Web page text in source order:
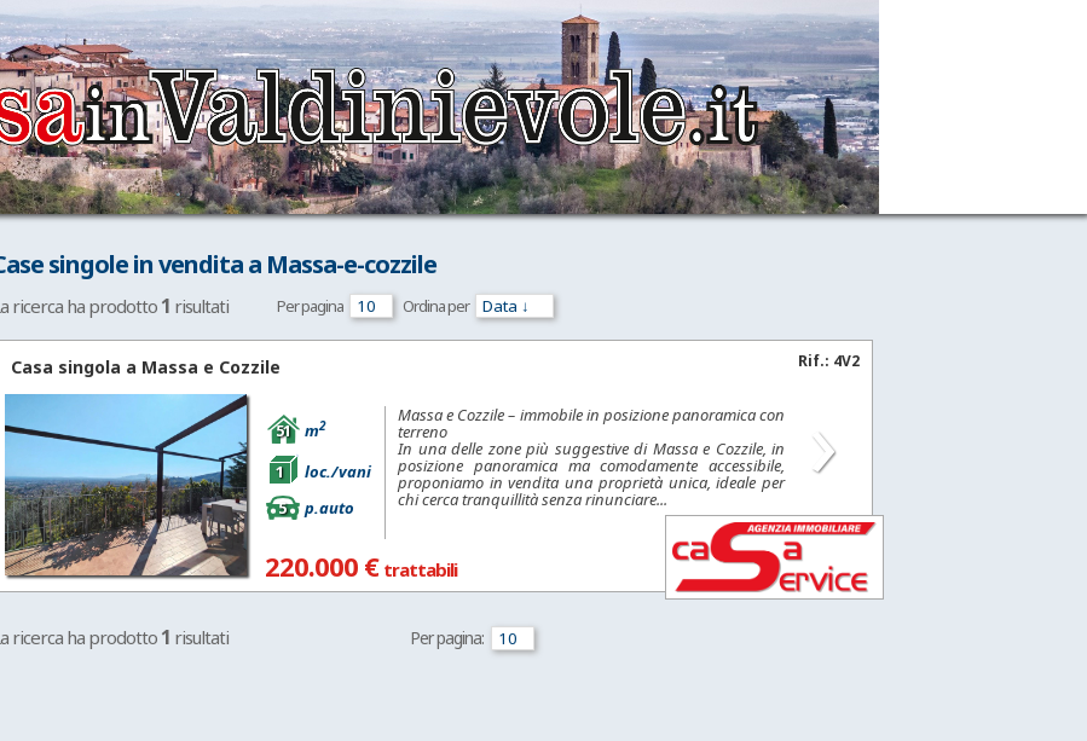
singole in vendita a Massa-e-cozzile
ricerca ha prodotto 1 risultati Per pagina Ordina per
Rif.: 4V2
Casa singola a Massa e Cozzile
51 m2
1
loc./vani
5
p.auto
Massa e Cozzile – immobile in posizione panoramica con
terreno
In una delle zone più suggestive di Massa e Cozzile, in
posizione panoramica ma comodamente accessibile,
proponiamo in vendita una proprietà unica, ideale per
chi cerca tranquillità senza rinunciare... ›
220.000 € trattabili
ricerca ha prodotto 1 risultati Per pagina: